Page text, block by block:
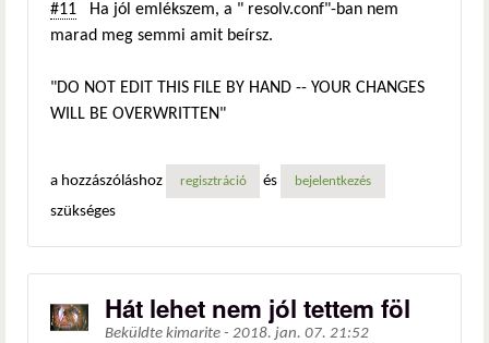
#11 Ha jól emlékszem, a " resolv.conf"-ban nem
marad meg semmi amit beírsz.
"DO NOT EDIT THIS FILE BY HAND -- YOUR CHANGES
WILL BE OVERWRITTEN"
a hozzászóláshoz regisztráció és bejelentkezés
szükséges
Hát lehet nem jól tettem föl
Beküldte kimarite - 2018. jan. 07. 21:52